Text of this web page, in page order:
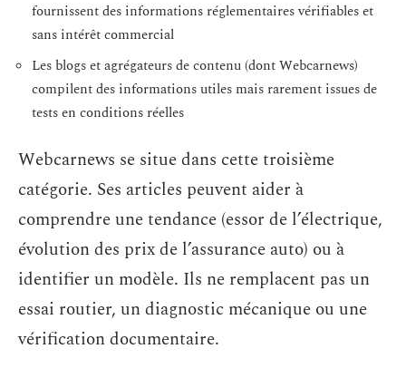
fournissent des informations réglementaires vérifiables et
sans intérêt commercial
Les blogs et agrégateurs de contenu (dont Webcarnews)
compilent des informations utiles mais rarement issues de
tests en conditions réelles
Webcarnews se situe dans cette troisième
catégorie. Ses articles peuvent aider à
comprendre une tendance (essor de l’électrique,
évolution des prix de l’assurance auto) ou à
identifier un modèle. Ils ne remplacent pas un
essai routier, un diagnostic mécanique ou une
vérification documentaire.